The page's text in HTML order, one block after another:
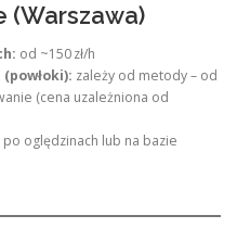
(Warszawa)
od ~150 zł/h
zależy od metody – od
(cena uzależniona od
oględzinach lub na bazie